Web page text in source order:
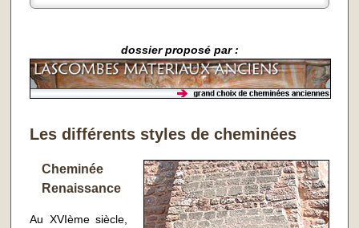
dossier proposé par :
Les différents styles de cheminées
Cheminée
Renaissance
Au XVIème siècle,